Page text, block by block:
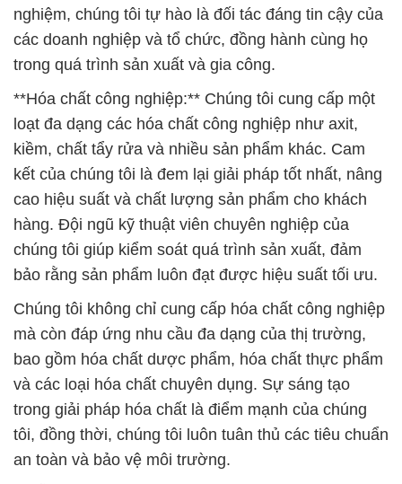
nghiệm, chúng tôi tự hào là đối tác đáng tin cậy của
các doanh nghiệp và tổ chức, đồng hành cùng họ
trong quá trình sản xuất và gia công.
**Hóa chất công nghiệp:** Chúng tôi cung cấp một
loạt đa dạng các hóa chất công nghiệp như axit,
kiềm, chất tẩy rửa và nhiều sản phẩm khác. Cam
kết của chúng tôi là đem lại giải pháp tốt nhất, nâng
cao hiệu suất và chất lượng sản phẩm cho khách
hàng. Đội ngũ kỹ thuật viên chuyên nghiệp của
chúng tôi giúp kiểm soát quá trình sản xuất, đảm
bảo rằng sản phẩm luôn đạt được hiệu suất tối ưu.
Chúng tôi không chỉ cung cấp hóa chất công nghiệp
mà còn đáp ứng nhu cầu đa dạng của thị trường,
bao gồm hóa chất dược phẩm, hóa chất thực phẩm
và các loại hóa chất chuyên dụng. Sự sáng tạo
trong giải pháp hóa chất là điểm mạnh của chúng
tôi, đồng thời, chúng tôi luôn tuân thủ các tiêu chuẩn
an toàn và bảo vệ môi trường.